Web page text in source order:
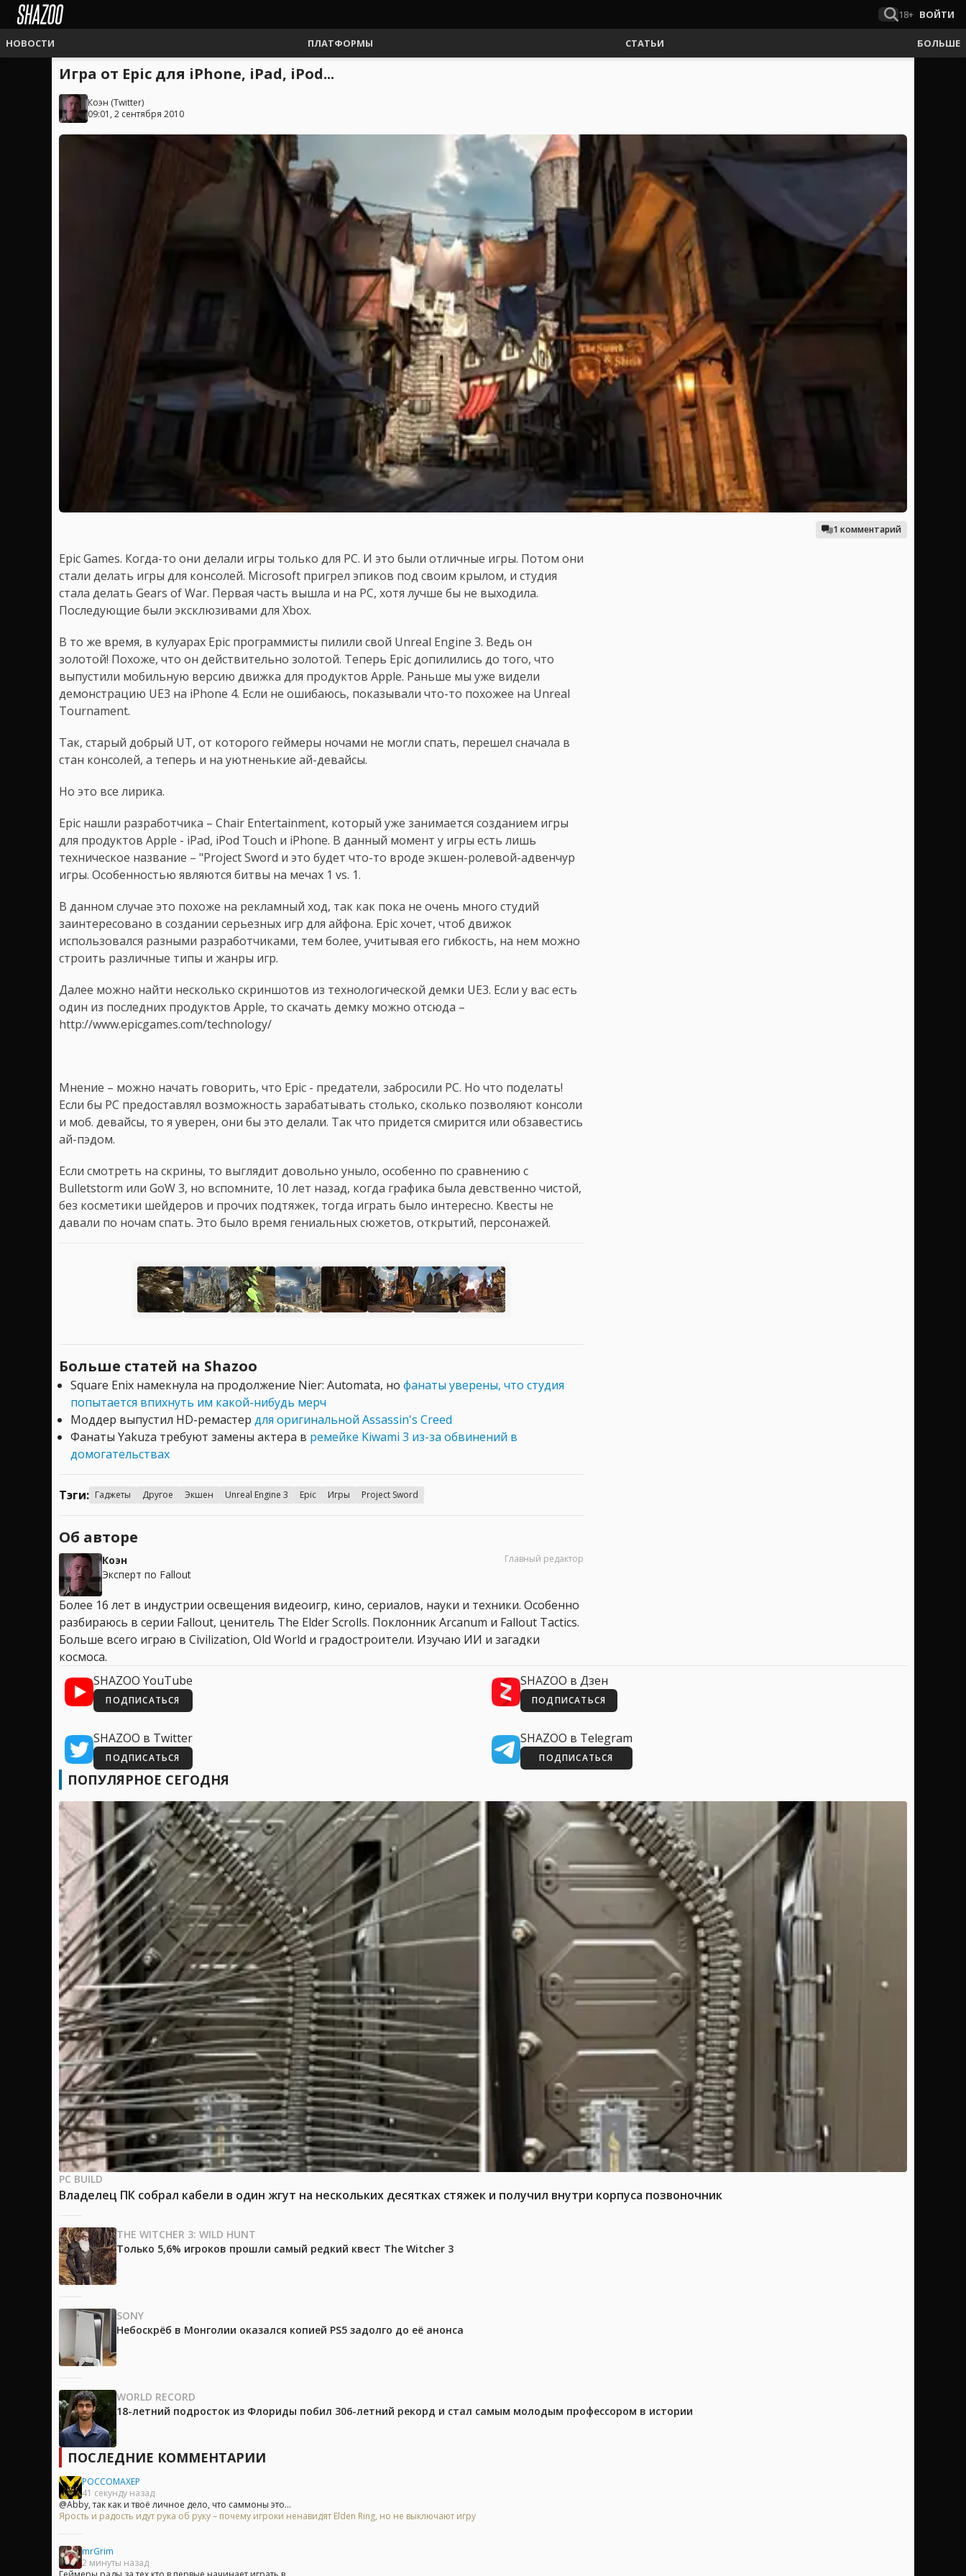
18+ ВОЙТИ
НОВОСТИ ПЛАТФОРМЫ СТАТЬИ БОЛЬШЕ
Игра от Epic для iPhone, iPad, iPod...
Коэн (Twitter)
09:01, 2 сентября 2010
1 комментарий
Epic Games. Когда-то они делали игры только для PC. И это были отличные игры. Потом они
стали делать игры для консолей. Microsoft пригрел эпиков под своим крылом, и студия
стала делать Gears of War. Первая часть вышла и на PC, хотя лучше бы не выходила.
Последующие были эксклюзивами для Xbox.
В то же время, в кулуарах Epic программисты пилили свой Unreal Engine 3. Ведь он
золотой! Похоже, что он действительно золотой. Теперь Epic допилились до того, что
выпустили мобильную версию движка для продуктов Apple. Раньше мы уже видели
демонстрацию UE3 на iPhone 4. Если не ошибаюсь, показывали что-то похожее на Unreal
Tournament.
Так, старый добрый UT, от которого геймеры ночами не могли спать, перешел сначала в
стан консолей, а теперь и на уютненькие ай-девайсы.
Но это все лирика.
Epic нашли разработчика – Chair Entertainment, который уже занимается созданием игры
для продуктов Apple - iPad, iPod Touch и iPhone. В данный момент у игры есть лишь
техническое название – "Project Sword и это будет что-то вроде экшен-ролевой-адвенчур
игры. Особенностью являются битвы на мечах 1 vs. 1.
В данном случае это похоже на рекламный ход, так как пока не очень много студий
заинтересовано в создании серьезных игр для айфона. Epic хочет, чтоб движок
использовался разными разработчиками, тем более, учитывая его гибкость, на нем можно
строить различные типы и жанры игр.
Далее можно найти несколько скриншотов из технологической демки UE3. Если у вас есть
один из последних продуктов Apple, то скачать демку можно отсюда –
http://www.epicgames.com/technology/
Мнение – можно начать говорить, что Epic - предатели, забросили PC. Но что поделать!
Если бы PC предоставлял возможность зарабатывать столько, сколько позволяют консоли
и моб. девайсы, то я уверен, они бы это делали. Так что придется смирится или обзавестись
ай-пэдом.
Если смотреть на скрины, то выглядит довольно уныло, особенно по сравнению с
Bulletstorm или GoW 3, но вспомните, 10 лет назад, когда графика была девственно чистой,
без косметики шейдеров и прочих подтяжек, тогда играть было интересно. Квесты не
давали по ночам спать. Это было время гениальных сюжетов, открытий, персонажей.
Больше статей на Shazoo
Square Enix намекнула на продолжение Nier: Automata, но фанаты уверены, что студия
попытается впихнуть им какой-нибудь мерч
Моддер выпустил HD-ремастер для оригинальной Assassin's Creed
Фанаты Yakuza требуют замены актера в ремейке Kiwami 3 из-за обвинений в
домогательствах
Тэги: Гаджеты Другое Экшен Unreal Engine 3 Epic Игры Project Sword
Об авторе
Коэн
Эксперт по Fallout
Главный редактор
Более 16 лет в индустрии освещения видеоигр, кино, сериалов, науки и техники. Особенно
разбираюсь в серии Fallout, ценитель The Elder Scrolls. Поклонник Arcanum и Fallout Tactics.
Больше всего играю в Civilization, Old World и градостроители. Изучаю ИИ и загадки
космоса.
SHAZOO YouTube
ПОДПИСАТЬСЯ
SHAZOO в Дзен
ПОДПИСАТЬСЯ
SHAZOO в Twitter
ПОДПИСАТЬСЯ
SHAZOO в Telegram
ПОДПИСАТЬСЯ
ПОПУЛЯРНОЕ СЕГОДНЯ
PC BUILD
Владелец ПК собрал кабели в один жгут на нескольких десятках стяжек и получил внутри корпуса позвоночник
THE WITCHER 3: WILD HUNT
Только 5,6% игроков прошли самый редкий квест The Witcher 3
SONY
Небоскрёб в Монголии оказался копией PS5 задолго до её анонса
WORLD RECORD
18-летний подросток из Флориды побил 306-летний рекорд и стал самым молодым профессором в истории
ПОСЛЕДНИЕ КОММЕНТАРИИ
POCCOMAXEP
41 секунду назад
@Abby, так как и твоё личное дело, что саммоны это...
Ярость и радость идут рука об руку – почему игроки ненавидят Elden Ring, но не выключают игру
mrGrim
2 минуты назад